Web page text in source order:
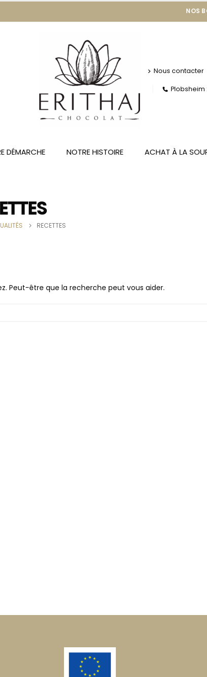
NOS
Nous contacter
Plobsheim :
DÉMARCHE NOTRE HISTOIRE ACHAT À LA
RECETTES
Peut-être que la recherche peut vous aider.